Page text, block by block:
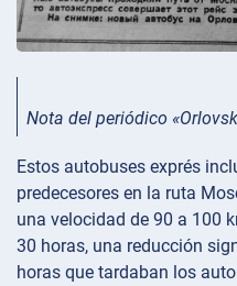
Nota del periódico
Estos autobuses exprés
predecesores en la ruta
una velocidad de 90 a 100
30 horas, una reducción
horas que tardaban los